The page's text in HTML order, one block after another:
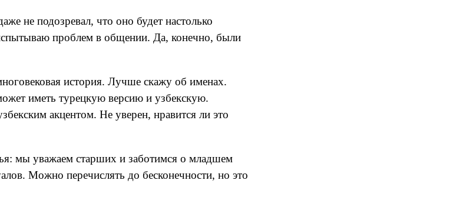
не подозревал, что оно будет настолько
проблем в общении. Да, конечно, были
история. Лучше скажу об именах.
иметь турецкую версию и узбекскую.
акцентом. Не уверен, нравится ли это
мы уважаем старших и заботимся о младшем
Можно перечислять до бесконечности, но это